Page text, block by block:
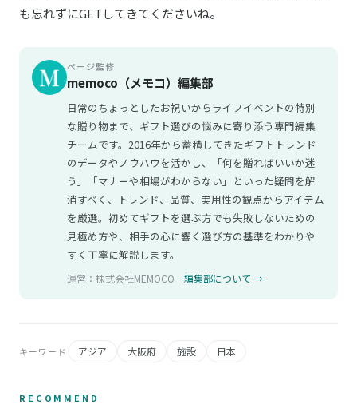
も忘れずにGETしてきてくださいね。
ページ監修
memoco（メモコ）編集部
日常のちょっとしたお祝いからライフイベントの特別
な贈り物まで、ギフト選びの悩みに寄り添う専門編集
チームです。2016年から蓄積してきたギフトトレンド
のデータやノウハウを活かし、「何を贈ればいいか迷
う」「マナーや相場がわからない」といった疑問を解
消すべく、トレンド、品質、実用性の観点からアイテム
を厳選。初めてギフトを選ぶ方でも失敗しないための
見極め方や、相手の心に響く選び方の基準をわかりや
すく丁寧に解説します。
運営：株式会社MEMOCO 編集部について →
キーワード アジア 大阪府 施設 日本
RECOMMEND